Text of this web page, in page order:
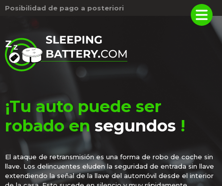
Posibilidad de pago a posteriori
¡Tu auto puede ser
robado en segundos !
El ataque de retransmisión es una forma de robo de coche sin
llave. Los delincuentes eluden la seguridad de entrada sin llave
extendiendo la señal de la llave del automóvil desde el interior